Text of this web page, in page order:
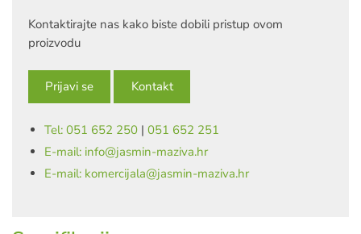
Kontaktirajte nas kako biste dobili pristup ovom
proizvodu
Prijavi se Kontakt
Tel: 051 652 250 | 051 652 251
E-mail: info@jasmin-maziva.hr
E-mail: komercijala@jasmin-maziva.hr